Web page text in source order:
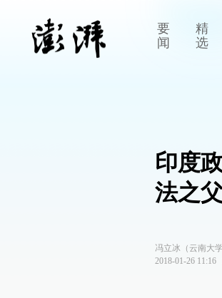
要
闻
精
选
印度
法之
冯立冰（云南大
2018-01-26 11:16